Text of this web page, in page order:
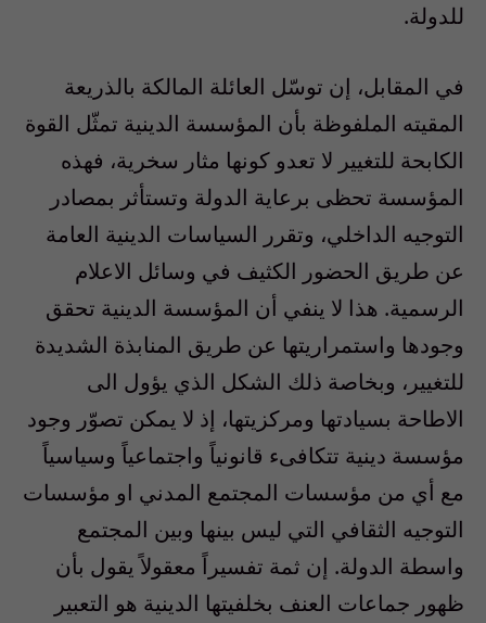
للدولة.
في المقابل، إن توسّل العائلة المالكة بالذريعة
المقيته الملفوظة بأن المؤسسة الدينية تمثّل القوة
الكابحة للتغيير لا تعدو كونها مثار سخرية، فهذه
المؤسسة تحظى برعاية الدولة وتستأثر بمصادر
التوجيه الداخلي، وتقرر السياسات الدينية العامة
عن طريق الحضور الكثيف في وسائل الاعلام
الرسمية. هذا لا ينفي أن المؤسسة الدينية تحقق
وجودها واستمراريتها عن طريق المنابذة الشديدة
للتغيير، وبخاصة ذلك الشكل الذي يؤول الى
الاطاحة بسيادتها ومركزيتها، إذ لا يمكن تصوّر وجود
مؤسسة دينية تتكافىء قانونياً واجتماعياً وسياسياً
مع أي من مؤسسات المجتمع المدني او مؤسسات
التوجيه الثقافي التي ليس بينها وبين المجتمع
واسطة الدولة. إن ثمة تفسيراً معقولاً يقول بأن
ظهور جماعات العنف بخلفيتها الدينية هو التعبير